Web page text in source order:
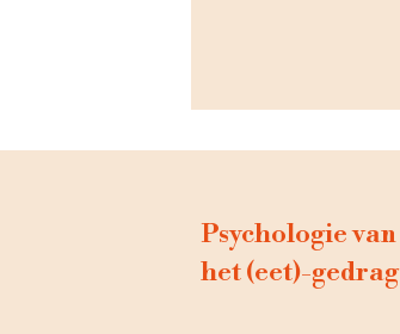
Psychologie van
het (eet)-gedrag